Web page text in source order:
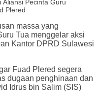
Aliansi Pecinta Guru
Plered
massa yang
Tua menggelar aksi
Kantor DPRD Sulawesi
Fuad Plered segera
dugaan penghinaan dan
Idrus bin Salim (SIS)